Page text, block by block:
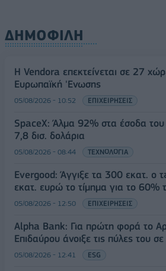
ΔΗΜΟΦΙΛΗ
Η Vendora επεκτείνεται σε 27
Ευρωπαϊκή 'Ενωσης
05/08/2026 - 10:52 ΕΠΙΧΕΙΡΗΣΕΙΣ
SpaceX: Άλμα 92% στα έσοδα του
7,8 δισ. δολάρια
05/08/2026 - 08:44 ΤΕΧΝΟΛΟΓΙΑ
Evergood: Άγγιξε τα 300 εκατ. ο
εκατ. ευρώ το τίμημα για το 60%
05/08/2026 - 12:50 ΕΠΙΧΕΙΡΗΣΕΙΣ
Alpha Bank: Για πρώτη φορά το
Επιδαύρου άνοιξε τις πύλες του
05/08/2026 - 12:41 ESG